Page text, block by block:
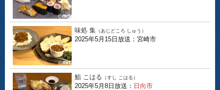
味処 集 （あじどころ しゅう）
2025年5月15日放送：宮崎市
鮨 こはる （すし こはる）
2025年5月8日放送： 日向市